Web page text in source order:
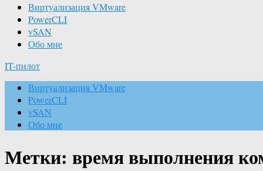
Виртуализация VMware
PowerCLI
vSAN
Обо мне
IT-пилот
Виртуализация VMware
PowerCLI
vSAN
Обо мне
Метки: время выполнения